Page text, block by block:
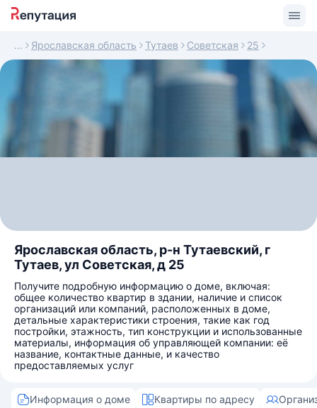
Ярославская область Тутаев Советская 25
Ярославская область, р-н Тутаевский, г
Тутаев, ул Советская, д 25
Получите подробную информацию о доме, включая:
общее количество квартир в здании, наличие и список
организаций или компаний, расположенных в доме,
детальные характеристики строения, такие как год
постройки, этажность, тип конструкции и использованные
материалы, информация об управляющей компании: её
название, контактные данные, и качество
предоставляемых услуг
Информация о доме Квартиры по адресу